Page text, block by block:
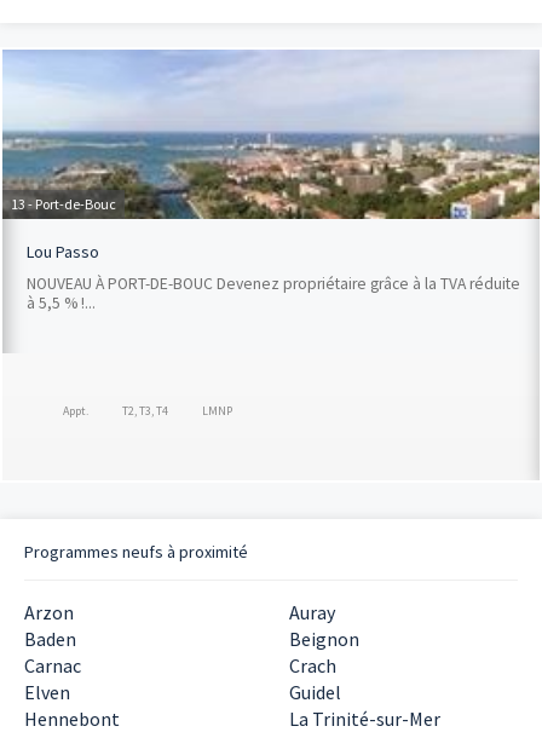
13 - Port-de-Bouc
Lou Passo
NOUVEAU À PORT-DE-BOUC Devenez propriétaire grâce à la TVA réduite
à 5,5 % !...
Appt. T2, T3, T4 LMNP
Programmes neufs à proximité
Arzon
Auray
Baden
Beignon
Carnac
Crach
Elven
Guidel
Hennebont
La Trinité-sur-Mer